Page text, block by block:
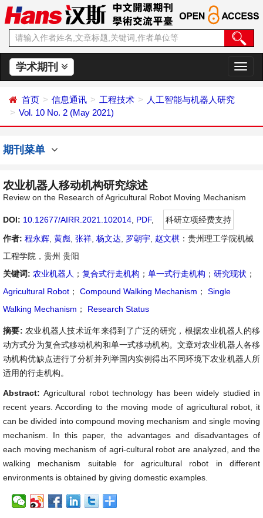
学术期刊
切
换
首页 信息通讯 工程技术
人工智能与机器人研究
Vol. 10 No. 2 (May 2021)
期刊菜单
农业机器人移动机构研究综述
Review on the Research of Agricultural Robot Moving Mechanism
DOI: 10.12677/AIRR.2021.102014 PDF,
科研立项经费支持
作者: 程永辉 黄彪 张祥 杨文达 罗朝宇 赵文棋 ：贵州理工学院机械
工程学院，贵州 贵阳
关键词: 农业机器人 ； 复合式行走机构 ； 单一式行走机构 ； 研究现状 ；
Agricultural Robot ； Compound Walking Mechanism ；
Single
Walking Mechanism ； Research Status
摘要: 农业机器人技术近年来得到了广泛的研究，根据农业机器人的移
动方式分为复合式移动机构和单一式移动机构。文章对农业机器人各移
动机构优缺点进行了分析并列举国内实例得出不同环境下农业机器人所
适用的行走机构。
Abstract:Agricultural robot technology has been widely studied in
recent years. According to the moving mode of agricultural robot, it
can be divided into compound moving mechanism and single moving
mechanism. In this paper, the advantages and disadvantages of
each moving mechanism of agri-cultural robot are analyzed, and the
walking mechanism suitable for agricultural robot in different
environments is obtained by giving domestic examples.